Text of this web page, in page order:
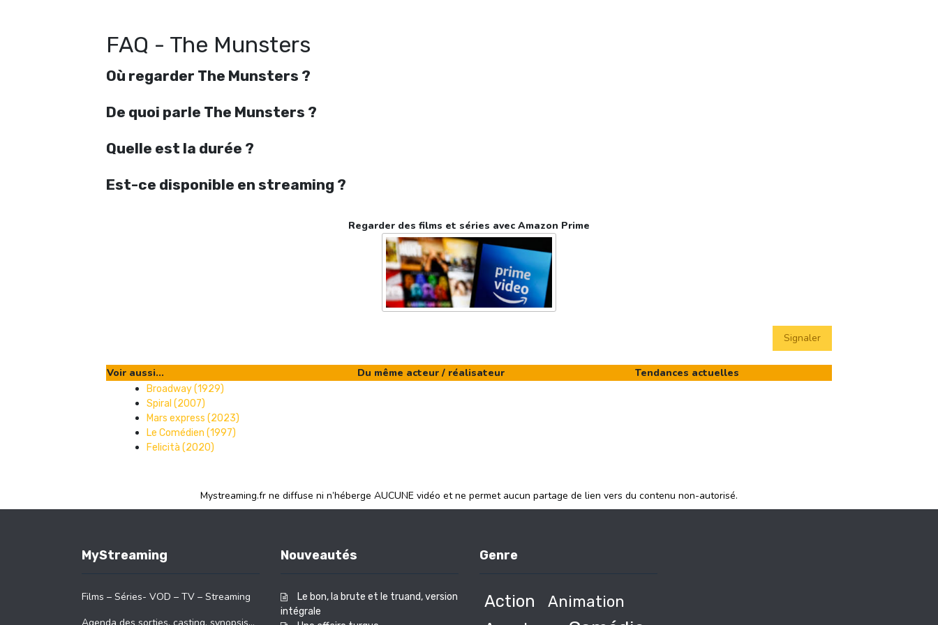
FAQ - The Munsters
Où regarder The Munsters ?
De quoi parle The Munsters ?
Quelle est la durée ?
Est-ce disponible en streaming ?
Regarder des films et séries avec Amazon Prime
Signaler
Voir aussi... Du même acteur / réalisateur Tendances actuelles
Broadway (1929)
Spiral (2007)
Mars express (2023)
Le Comédien (1997)
Felicità (2020)
Mystreaming.fr ne diffuse ni n’héberge AUCUNE vidéo et ne permet aucun partage de lien vers du contenu non-autorisé.
MyStreaming
Films – Séries- VOD – TV – Streaming
Nouveautés
Le bon, la brute et le truand, version
intégrale
Genre
Action
Animation